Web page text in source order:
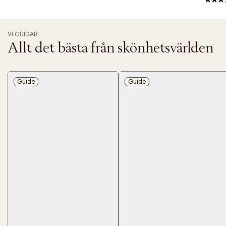
VI GUIDAR
Allt det bästa från skönhetsvärlden
Guide Guide